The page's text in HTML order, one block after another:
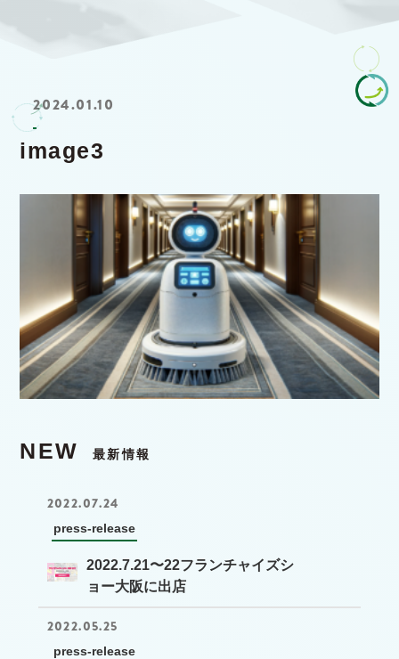
2024.01.10
image3
NEW 最新情報
2022.07.24
press-release
2022.7.21〜22フランチャイズシ
ョー大阪に出店
2022.05.25
press-release